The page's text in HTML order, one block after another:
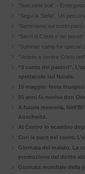
“Non siete soli” –
“Segui la Stella”. Un
“Seminiamo sui nostri
“Servi di Cristo e dei poveri”
“Summer camp for special
“Vedere e sentire Cristo
“Il canto dei pastori”.
spettacolo sul Natale.
16 maggio: festa
85 anni fa moriva don
A futura memoria.
Auschwitz.
Al Centro lo scambio
Con la pace nel cuore.
Giornata del malato. La
promozione del diritto
Giornata mondiale della